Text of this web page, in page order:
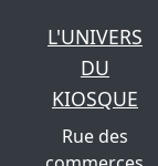
L'UNIVERS
DU
KIOSQUE
Rue des